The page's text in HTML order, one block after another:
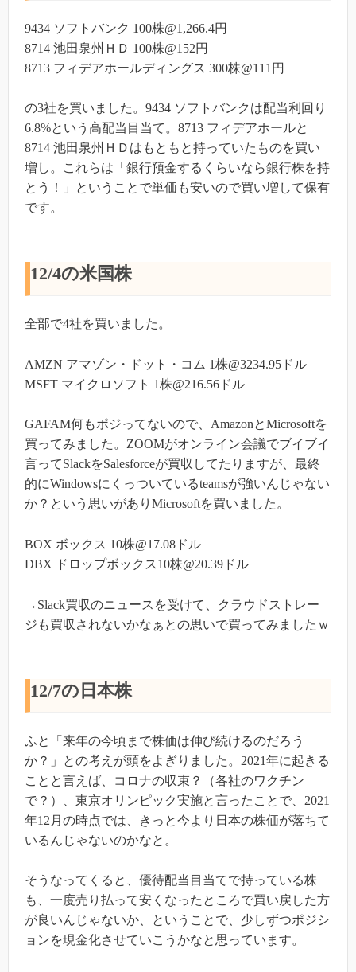
9434 ソフトバンク 100株@1,266.4円
8714 池田泉州ＨＤ 100株@152円
8713 フィデアホールディングス 300株@111円
の3社を買いました。9434 ソフトバンクは配当利回り
6.8%という高配当目当て。8713 フィデアホールと
8714 池田泉州ＨＤはもともと持っていたものを買い
増し。これらは「銀行預金するくらいなら銀行株を持
とう！」ということで単価も安いので買い増して保有
です。
12/4の米国株
全部で4社を買いました。
AMZN アマゾン・ドット・コム 1株@3234.95ドル
MSFT マイクロソフト 1株@216.56ドル
GAFAM何もポジってないので、AmazonとMicrosoftを
買ってみました。ZOOMがオンライン会議でブイブイ
言ってSlackをSalesforceが買収してたりますが、最終
的にWindowsにくっついているteamsが強いんじゃない
か？という思いがありMicrosoftを買いました。
BOX ボックス 10株@17.08ドル
DBX ドロップボックス10株@20.39ドル
→Slack買収のニュースを受けて、クラウドストレー
ジも買収されないかなぁとの思いで買ってみましたｗ
12/7の日本株
ふと「来年の今頃まで株価は伸び続けるのだろう
か？」との考えが頭をよぎりました。2021年に起きる
ことと言えば、コロナの収束？（各社のワクチン
で？）、東京オリンピック実施と言ったことで、2021
年12月の時点では、きっと今より日本の株価が落ちて
いるんじゃないのかなと。
そうなってくると、優待配当目当てで持っている株
も、一度売り払って安くなったところで買い戻した方
が良いんじゃないか、ということで、少しずつポジシ
ョンを現金化させていこうかなと思っています。